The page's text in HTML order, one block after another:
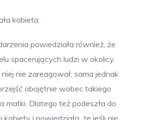
kobieta.
powiedziała również, że
spacerujących ludzi w okolicy
nie zareagował, sama jednak
obojętnie wobec takiego
matki. Dlatego też podeszła do